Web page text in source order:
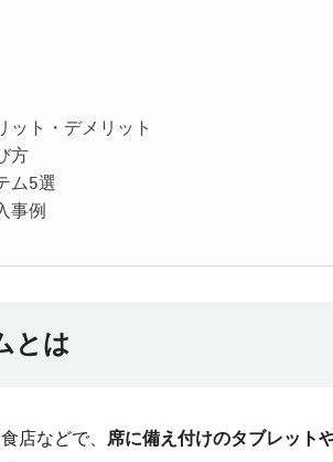
ット・デメリット
方
ム5選
事例
とは
店などで、
席に備え付けのタブレット